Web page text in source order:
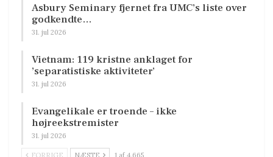
Asbury Seminary fjernet fra UMC’s liste over
godkendte…
31. jul 2026
Vietnam: 119 kristne anklaget for
’separatistiske aktiviteter’
31. jul 2026
Evangelikale er troende – ikke
højreekstremister
31. jul 2026
FORRIGE NÆSTE 1 af 4.665